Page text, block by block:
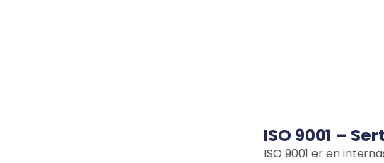
ISO 9001 –
ISO 9001 er en